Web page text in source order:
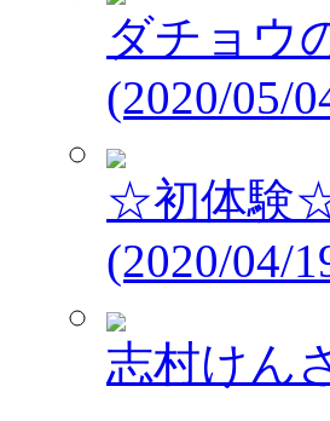
ダチョウ
(2020/05/
☆初体験☆
(2020/04/
志村けん